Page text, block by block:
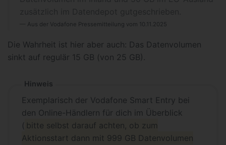
Aus der Vodafone Pressemitteilung vom 10.11.2025
Die Wahrheit ist hier aber auch: Das Datenvolumen
sinkt auf regulär 15 GB (von 25 GB).
Hinweis
Exemplarisch der Vodafone Smart Entry bei
den Online-Händlern für dich im Überblick
( bitte selbst darauf achten, ob zum
Aktionsstart dann mit 999 GB Datenvolumen